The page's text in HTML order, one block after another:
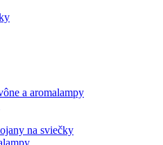
a aromalampy
na sviečky